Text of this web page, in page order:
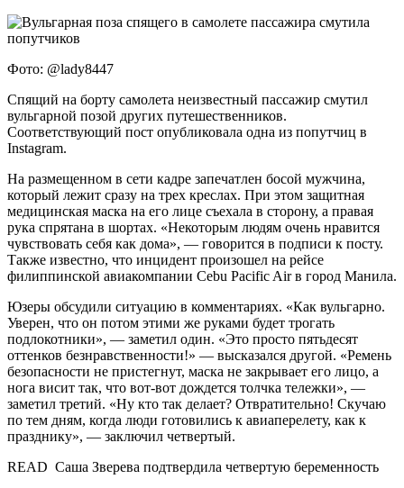
Фото: @lady8447
Спящий на борту самолета неизвестный пассажир смутил
вульгарной позой других путешественников.
Соответствующий пост опубликовала одна из попутчиц в
Instagram.
На размещенном в сети кадре запечатлен босой мужчина,
который лежит сразу на трех креслах. При этом защитная
медицинская маска на его лице съехала в сторону, а правая
рука спрятана в шортах. «Некоторым людям очень нравится
чувствовать себя как дома», — говорится в подписи к посту.
Также известно, что инцидент произошел на рейсе
филиппинской авиакомпании Cebu Pacific Air в город Манила.
Юзеры обсудили ситуацию в комментариях. «Как вульгарно.
Уверен, что он потом этими же руками будет трогать
подлокотники», — заметил один. «Это просто пятьдесят
оттенков безнравственности!» — высказался другой. «Ремень
безопасности не пристегнут, маска не закрывает его лицо, а
нога висит так, что вот-вот дождется толчка тележки», —
заметил третий. «Ну кто так делает? Отвратительно! Скучаю
по тем дням, когда люди готовились к авиаперелету, как к
празднику», — заключил четвертый.
READ Саша Зверева подтвердила четвертую беременность